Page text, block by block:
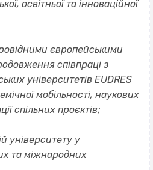
освітньої та інноваційної
європейськими
співпраці з
університетів EUDRES
мобільності, наукових
спільних проєктів;
університету у
та міжнародних